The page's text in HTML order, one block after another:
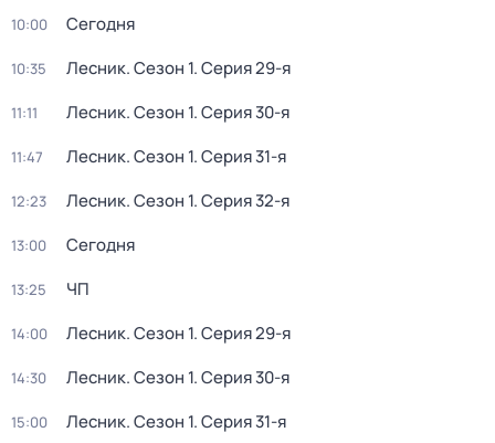
10:00 Сегодня
10:35 Лесник. Сезон 1. Серия 29-я
11:11 Лесник. Сезон 1. Серия 30-я
11:47 Лесник. Сезон 1. Серия 31-я
12:23 Лесник. Сезон 1. Серия 32-я
13:00 Сегодня
13:25 ЧП
14:00 Лесник. Сезон 1. Серия 29-я
14:30 Лесник. Сезон 1. Серия 30-я
15:00 Лесник. Сезон 1. Серия 31-я